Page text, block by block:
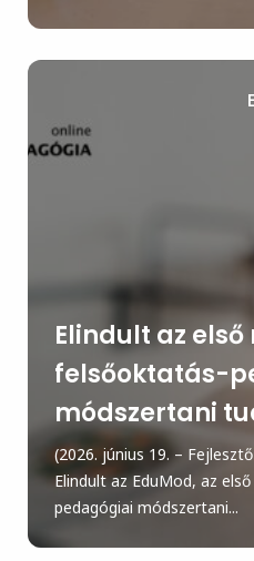
Elindult az
felsőoktatás-
módszertani
(2026. június 19. –
Elindult az EduMod, az
pedagógiai módszertani...